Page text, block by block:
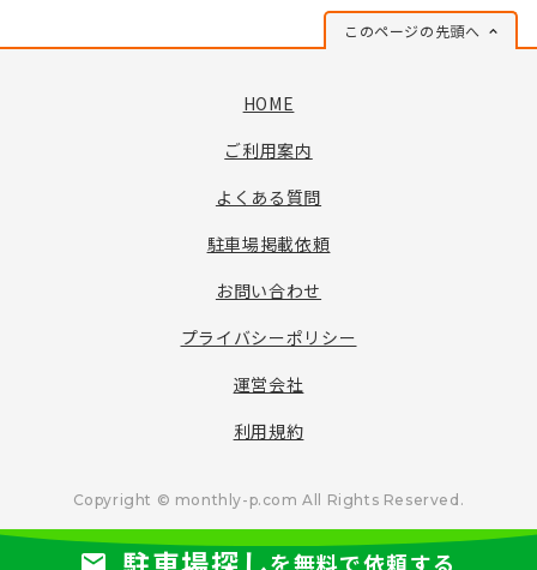
を無料で依頼する
このページの先頭へ
HOME
ご利用案内
よくある質問
駐車場掲載依頼
お問い合わせ
プライバシーポリシー
運営会社
利用規約
Copyright © monthly-p.com All Rights Reserved.